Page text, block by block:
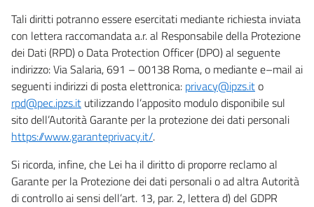
Tali diritti potranno essere esercitati mediante richiesta inviata
con lettera raccomandata a.r. al Responsabile della Protezione
dei Dati (RPD) o Data Protection Officer (DPO) al seguente
indirizzo: Via Salaria, 691 – 00138 Roma, o mediante e–mail ai
seguenti indirizzi di posta elettronica: privacy@ipzs.ito
rpd@pec.ipzs.it utilizzando l’apposito modulo disponibile sul
sito dell’Autorità Garante per la protezione dei dati personali
https://www.garanteprivacy.it/.
Si ricorda, infine, che Lei ha il diritto di proporre reclamo al
Garante per la Protezione dei dati personali o ad altra Autorità
di controllo ai sensi dell’art. 13, par. 2, lettera d) del GDPR